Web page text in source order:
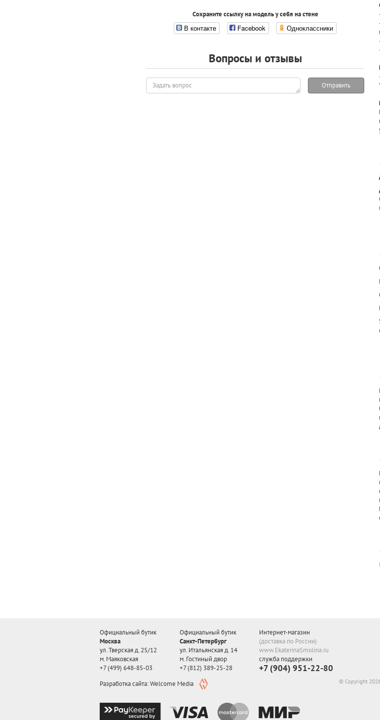
Сохраните ссылку на модель у себя на стене
В контакте Facebook Одноклассники
Вопросы и отзывы
Задать
вопрос
Отправить
Официальный бутик
Москва
ул. Тверская д. 25/12
м. Маяковская
+7 (499) 648-85-03
Официальный бутик
Санкт-Петербург
ул. Итальянская д. 14
м. Гостиный двор
+7 (812) 389-25-28
Интернет-магазин
(доставка по России)
www.EkaterinaSmolina.ru
служба поддержки
+7 (904) 951-22-80
Разработка сайта: Welcome Media © Copyright